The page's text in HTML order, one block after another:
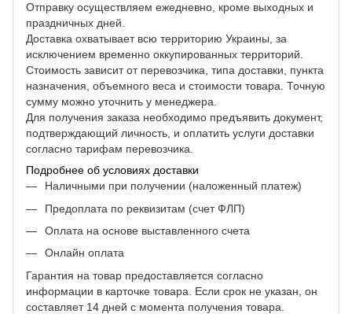
Отправку осуществляем ежедневно, кроме выходных и
праздничных дней.
Доставка охватывает всю территорию Украины, за
исключением временно оккупированных территорий.
Стоимость зависит от перевозчика, типа доставки, пункта
назначения, объемного веса и стоимости товара. Точную
сумму можно уточнить у менеджера.
Для получения заказа необходимо предъявить документ,
подтверждающий личность, и оплатить услуги доставки
согласно тарифам перевозчика.
Подробнее об условиях доставки
Наличными при получении (наложенный платеж)
Предоплата по реквизитам (счет ФЛП)
Оплата на основе выставленного счета
Онлайн оплата
Гарантия на товар предоставляется согласно
информации в карточке товара. Если срок не указан, он
составляет 14 дней с момента получения товара.